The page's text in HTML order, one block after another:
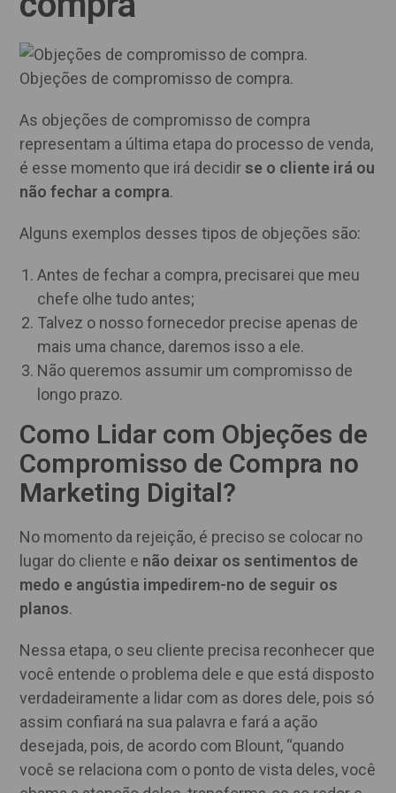
Objeções de compromisso de compra.
As objeções de compromisso de compra
representam a última etapa do processo de venda,
é esse momento que irá decidirse o cliente irá ou
não fechar a compra.
Alguns exemplos desses tipos de objeções são:
Antes de fechar a compra, precisarei que meu
chefe olhe tudo antes;
Talvez o nosso fornecedor precise apenas de
mais uma chance, daremos isso a ele.
Não queremos assumir um compromisso de
longo prazo.
Como Lidar com Objeções de
Compromisso de Compra no
Marketing Digital?
No momento da rejeição, é preciso se colocar no
lugar do cliente e não deixar os sentimentos de
medo e angústia impedirem-no de seguir os
planos.
Nessa etapa, o seu cliente precisa reconhecer que
você entende o problema dele e que está disposto
verdadeiramente a lidar com as dores dele, pois só
assim confiará na sua palavra e fará a ação
desejada, pois, de acordo com Blount, “quando
você se relaciona com o ponto de vista deles, você